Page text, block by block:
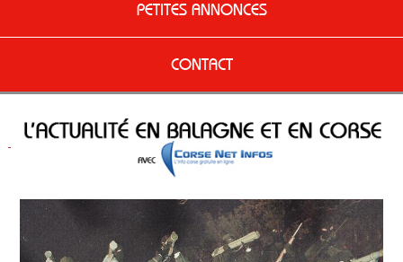
PETITES ANNONCES
CONTACT